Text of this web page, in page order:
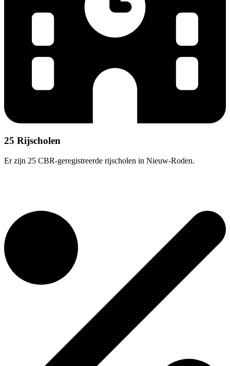
25 Rijscholen
Er zijn 25 CBR-geregistreerde rijscholen in Nieuw-Roden.